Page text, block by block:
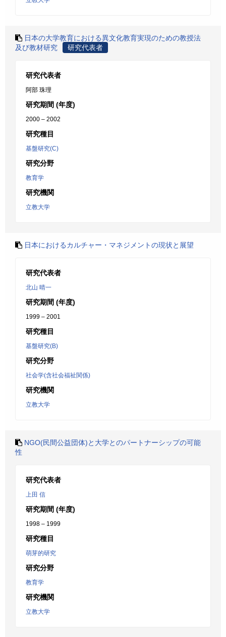
日本の大学教育における異文化教育実現のための教授法
及び教材研究
研究代表者
研究代表者
阿部 珠理
研究期間 (年度)
2000 – 2002
研究種目
基盤研究(C)
研究分野
教育学
研究機関
立教大学
日本におけるカルチャー・マネジメントの現状と展望
研究代表者
北山 晴一
研究期間 (年度)
1999 – 2001
研究種目
基盤研究(B)
研究分野
社会学(含社会福祉関係)
研究機関
立教大学
NGO(民間公益団体)と大学とのパートナーシップの可能
性
研究代表者
上田 信
研究期間 (年度)
1998 – 1999
研究種目
萌芽的研究
研究分野
教育学
研究機関
立教大学